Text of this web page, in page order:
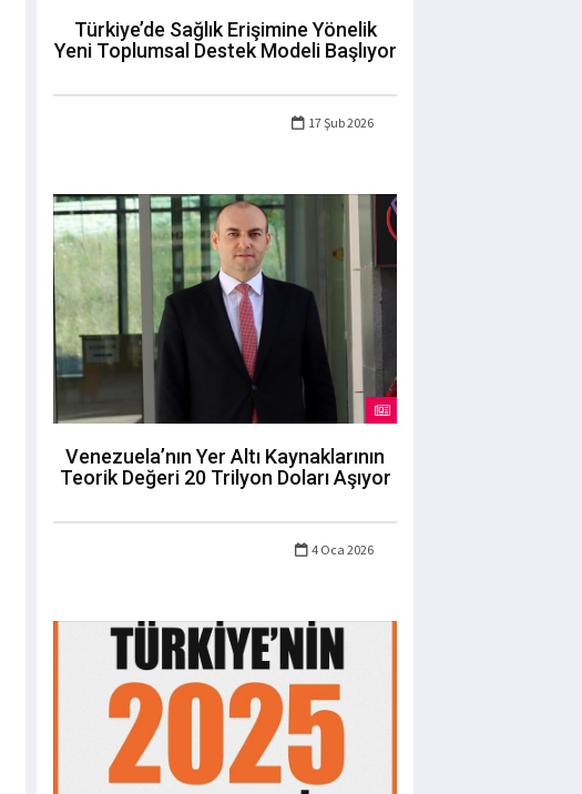
Türkiye’de Sağlık Erişimine Yönelik
Yeni Toplumsal Destek Modeli Başlıyor
17 Şub 2026
Venezuela’nın Yer Altı Kaynaklarının
Teorik Değeri 20 Trilyon Doları Aşıyor
4 Oca 2026